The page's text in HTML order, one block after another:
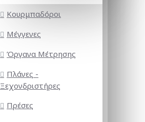
Κουρμπαδόροι
Μέγγενες
Όργανα Μέτρησης
Πλάνες -
Ξεχονδριστήρες
Πρέσες